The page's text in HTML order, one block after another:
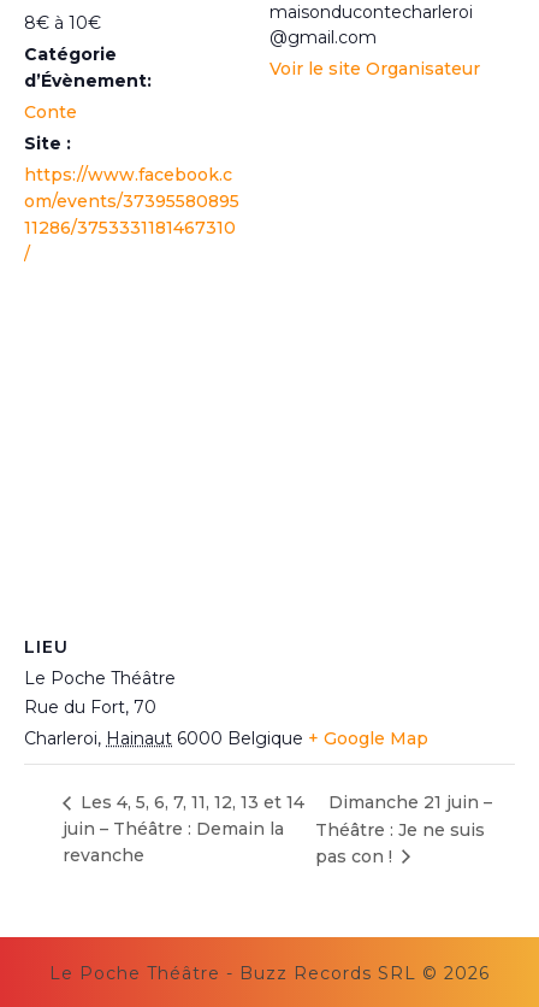
8€ à 10€
Catégorie
d’Évènement:
Conte
Site :
https://www.facebook.c
om/events/37395580895
11286/3753331181467310
/
maisonducontecharleroi
@gmail.com
Voir le site Organisateur
LIEU
Le Poche Théâtre
Rue du Fort, 70
Charleroi, Hainaut 6000 Belgique + Google Map
Les 4, 5, 6, 7, 11, 12, 13 et 14
juin – Théâtre : Demain la
revanche
Dimanche 21 juin –
Théâtre : Je ne suis
pas con !
Le Poche Théâtre - Buzz Records SRL © 2026